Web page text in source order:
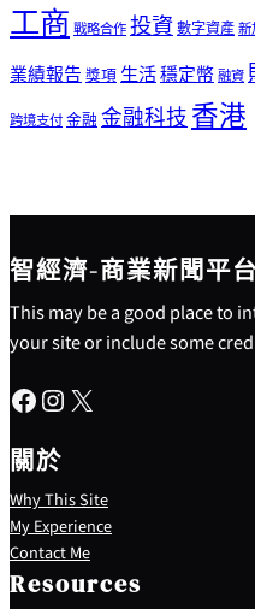
工商 戰略合作投資數字資產新
業績報告 獎項生活穩定幣融資
跨境支付金融 金融科技香港
智經濟-商業新聞平台
This may be a good place to
your site or include some
Facebook Instagram X
關於
Why This Site
My Experience
Contact Me
Resources